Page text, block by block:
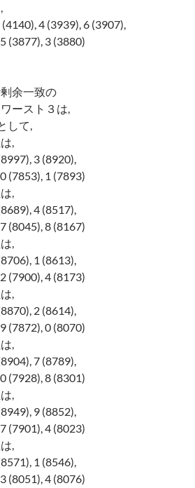
4 (3939), 6 (3907),
(3877), 3 (3880)
余一致の
ースト３は,
して,
,
3 (8920),
(7853), 1 (7893)
,
4 (8517),
(8045), 8 (8167)
,
1 (8613),
(7900), 4 (8173)
,
2 (8614),
(7872), 0 (8070)
,
7 (8789),
(7928), 8 (8301)
,
9 (8852),
(7901), 4 (8023)
,
1 (8546),
(8051), 4 (8076)